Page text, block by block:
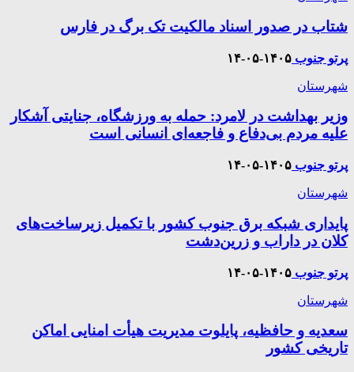
شتاب در صدور اسناد مالکیت تک برگ در فارس
پرتو جنوب ۱۴۰۵-۰۵-۱۴
شهرستان
وزیر بهداشت در لامرد: حمله به ورزشگاه، جنایتی آشکار
علیه مردم بی‌دفاع و فاجعه‌ای انسانی است
پرتو جنوب ۱۴۰۵-۰۵-۱۴
شهرستان
پایداری شبکه برق جنوب کشور با تکمیل زیرساخت‌های
کلان در داراب و زرین‌دشت
پرتو جنوب ۱۴۰۵-۰۵-۱۴
شهرستان
سعدیه و حافظیه، پایلوت مدیریت هیأت امنایی اماکن
تاریخی کشور